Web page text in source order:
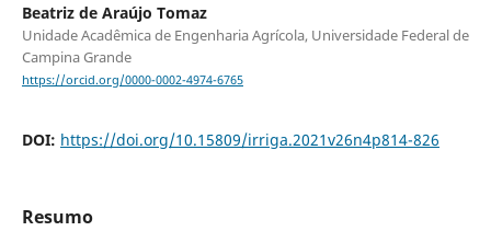
Beatriz de Araújo Tomaz
Unidade Acadêmica de Engenharia Agrícola, Universidade Federal de
Campina Grande
https://orcid.org/0000-0002-4974-6765
DOI: https://doi.org/10.15809/irriga.2021v26n4p814-826
Resumo